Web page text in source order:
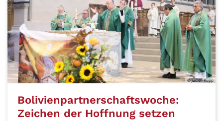
© Judith Rupp
Bolivienpartnerschaftswoche:
Zeichen der Hoffnung setzen